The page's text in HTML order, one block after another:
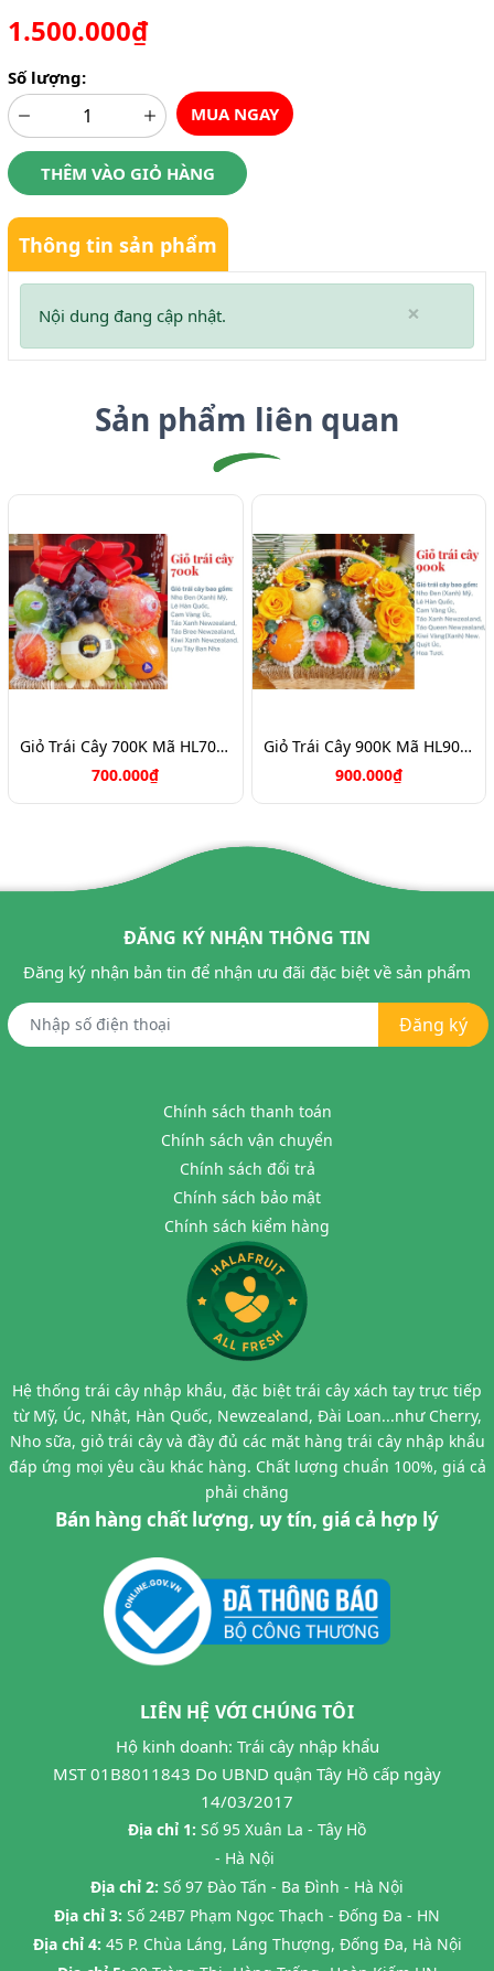
1.500.000₫
Số lượng:
MUA NGAY
THÊM VÀO GIỎ HÀNG
Thông tin sản phẩm
×
Nội dung đang cập nhật.
Sản phẩm liên quan
Giỏ Trái Cây 700K Mã HL7088
700.000₫
Giỏ Trái Cây 900K Mã HL9031
900.000₫
ĐĂNG KÝ NHẬN THÔNG TIN
Đăng ký nhận bản tin để nhận ưu đãi đặc biệt về sản phẩm
Đăng ký
Chính sách thanh toán
Chính sách vận chuyển
Chính sách đổi trả
Chính sách bảo mật
Chính sách kiểm hàng
Hệ thống trái cây nhập khẩu, đặc biệt trái cây xách tay trực tiếp
từ Mỹ, Úc, Nhật, Hàn Quốc, Newzealand, Đài Loan...như Cherry,
Nho sữa, giỏ trái cây và đầy đủ các mặt hàng trái cây nhập khẩu
đáp ứng mọi yêu cầu khác hàng. Chất lượng chuẩn 100%, giá cả
phải chăng
Bán hàng chất lượng, uy tín, giá cả hợp lý
LIÊN HỆ VỚI CHÚNG TÔI
Hộ kinh doanh: Trái cây nhập khẩu
MST 01B8011843 Do UBND quận Tây Hồ cấp ngày
14/03/2017
Địa chỉ 1: Số 95 Xuân La - Tây Hồ
- Hà Nội
Địa chỉ 2: Số 97 Đào Tấn - Ba Đình - Hà Nội
Địa chỉ 3: Số 24B7 Phạm Ngọc Thạch - Đống Đa - HN
Địa chỉ 4: 45 P. Chùa Láng, Láng Thượng, Đống Đa, Hà Nội